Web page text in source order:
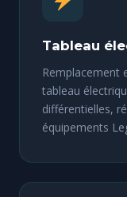
Tableau
Remplacement
tableau
différentielles,
équipements